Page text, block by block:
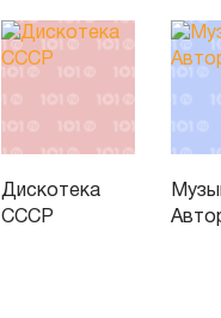
Дискотека
СССР